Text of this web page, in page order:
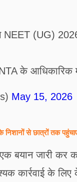
NEET (UG) 2026
के आधिकारिक
May 15, 2026
से छात्रों तक
बयान जारी
कार्रवाई के लिए